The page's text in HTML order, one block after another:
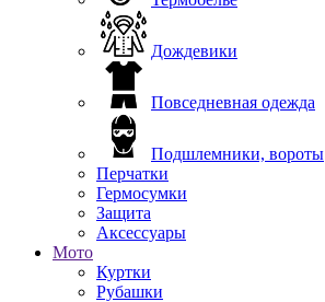
Дождевики
Повседневная одежда
Подшлемники, вороты
Перчатки
Гермосумки
Защита
Аксессуары
Мото
Куртки
Рубашки